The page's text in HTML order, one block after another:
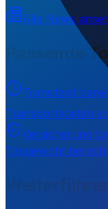
m ü. NN
Alle News
Passende
Transitzeit
Transportkosten
Versicherung
Taxgewicht